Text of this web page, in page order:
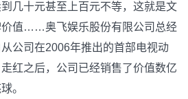
几十元甚至上百元不等，这就是文
价值……奥飞娱乐股份有限公司总经
公司在2006年推出的首部电视动
红之后，公司已经销售了价值数亿
。